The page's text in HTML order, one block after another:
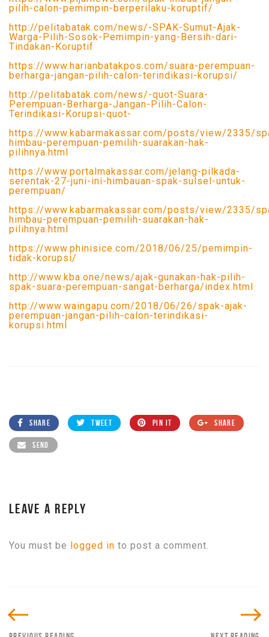
pilih-calon-pemimpin-berperilaku-koruptif/
http://pelitabatak.com/news/-SPAK-Sumut-Ajak-
Warga-Pilih-Sosok-Pemimpin-yang-Bersih-dari-
Tindakan-Koruptif
https://www.harianbatakpos.com/suara-perempuan-
berharga-jangan-pilih-calon-terindikasi-korupsi/
http://pelitabatak.com/news/-quot-Suara-
Perempuan-Berharga-Jangan-Pilih-Calon-
Terindikasi-Korupsi-quot-
https://www.kabarmakassar.com/posts/view/2335/
himbau-perempuan-pemilih-suarakan-hak-
pilihnya.html
https://www.portalmakassar.com/jelang-pilkada-
serentak-27-juni-ini-himbauan-spak-sulsel-untuk-
perempuan/
https://www.kabarmakassar.com/posts/view/2335/
himbau-perempuan-pemilih-suarakan-hak-
pilihnya.html
https://www.phinisice.com/2018/06/25/pemimpin-
tidak-korupsi/
http://www.kba.one/news/ajak-gunakan-hak-pilih-
spak-suara-perempuan-sangat-berharga/index.html
http://www.waingapu.com/2018/06/26/spak-ajak-
perempuan-jangan-pilih-calon-terindikasi-
korupsi.html
SHARE TWEET PIN IT SHARE
SEND
LEAVE A REPLY
You must be logged in to post a comment.